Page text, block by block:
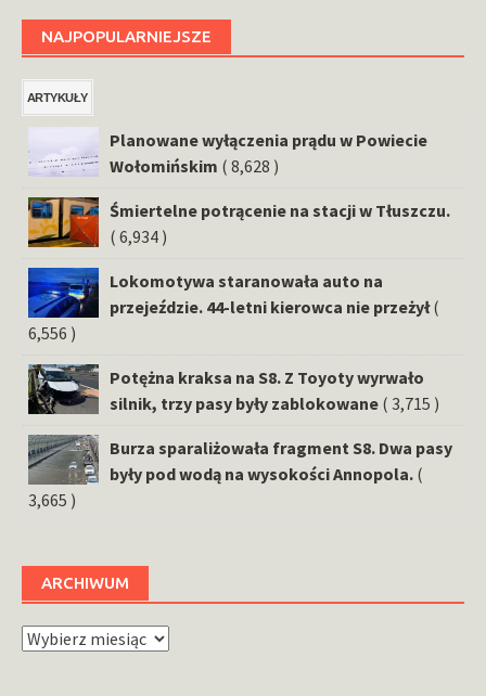
NAJPOPULARNIEJSZE
ARTYKUŁY
Planowane wyłączenia prądu w Powiecie
Wołomińskim ( 8,628 )
Śmiertelne potrącenie na stacji w Tłuszczu.
( 6,934 )
Lokomotywa staranowała auto na
przejeździe. 44-letni kierowca nie przeżył (
6,556 )
Potężna kraksa na S8. Z Toyoty wyrwało
silnik, trzy pasy były zablokowane ( 3,715 )
Burza sparaliżowała fragment S8. Dwa pasy
były pod wodą na wysokości Annopola. (
3,665 )
ARCHIWUM
Archiwum